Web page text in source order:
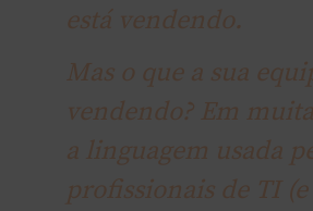
está vendendo.
Mas o que a sua
vendendo? Em
a linguagem usada
profissionais de TI (e